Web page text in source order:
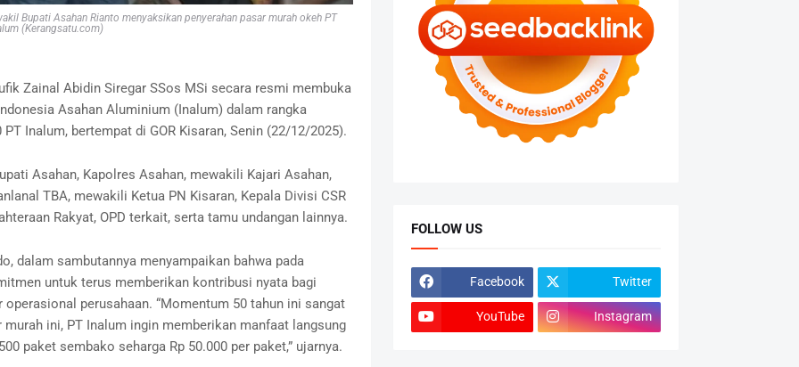
Bupati Asahan Rianto menyaksikan penyerahan pasar murah okeh PT
(Kerangsatu.com)
Zainal Abidin Siregar SSos MSi secara resmi membuka
Asahan Aluminium (Inalum) dalam rangka
Inalum, bertempat di GOR Kisaran, Senin (22/12/2025).
Asahan, Kapolres Asahan, mewakili Kajari Asahan,
TBA, mewakili Ketua PN Kisaran, Kepala Divisi CSR
Rakyat, OPD terkait, serta tamu undangan lainnya.
dalam sambutannya menyampaikan bahwa pada
untuk terus memberikan kontribusi nyata bagi
perusahaan. “Momentum 50 tahun ini sangat
ini, PT Inalum ingin memberikan manfaat langsung
paket sembako seharga Rp 50.000 per paket,” ujarnya.
FOLLOW US
Facebook Twitter
YouTube Instagram